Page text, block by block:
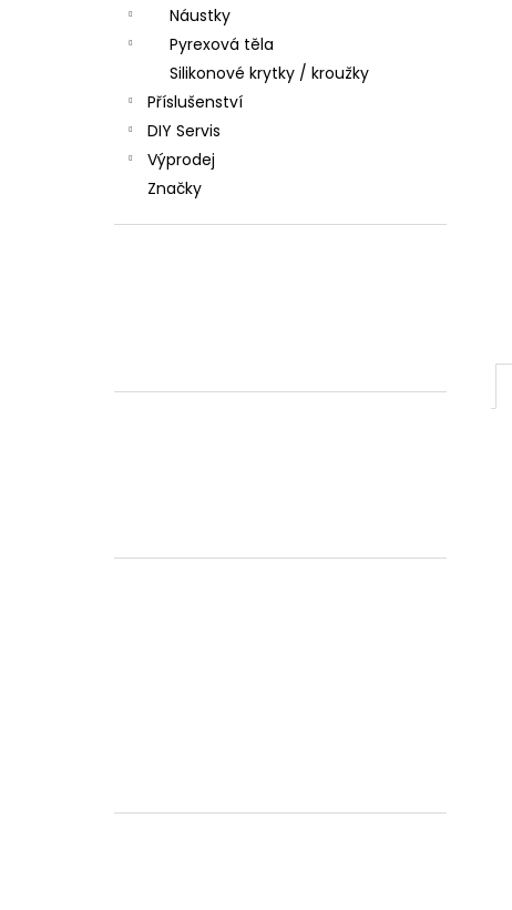
Náustky
Pyrexová těla
Silikonové krytky / kroužky
Příslušenství
DIY Servis
Výprodej
Značky